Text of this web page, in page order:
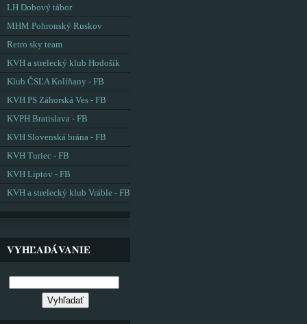
LH Dobový tábor
MHM Pohronský Ruskov
Retro sky team
KVH a strelecký klub Hodošík
Klub ČSĽA Kolíňany - FB
KVH PS Záhorská Ves - FB
KVPH Bratislava - FB
KVH Slovenská brána - FB
KVH Turiec - FB
KVH Liptov - FB
KVH a strelecký klub Vráble - FB
VYHĽADÁVANIE